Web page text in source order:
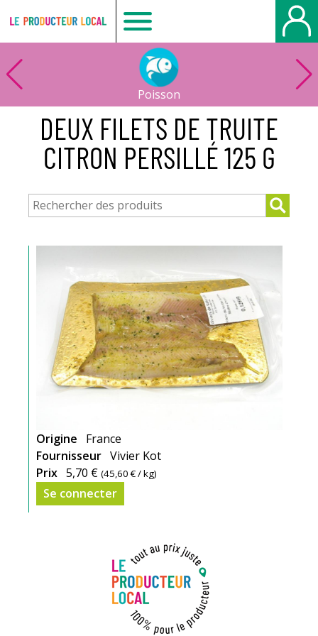
Le
producteur
local
-
Bois
Poisson
DEUX FILETS DE TRUITE
CITRON PERSILLÉ 125 G
Origine
France
Fournisseur Vivier Kot
Prix 5,70 € (45,60 €/ kg)
Se connecter